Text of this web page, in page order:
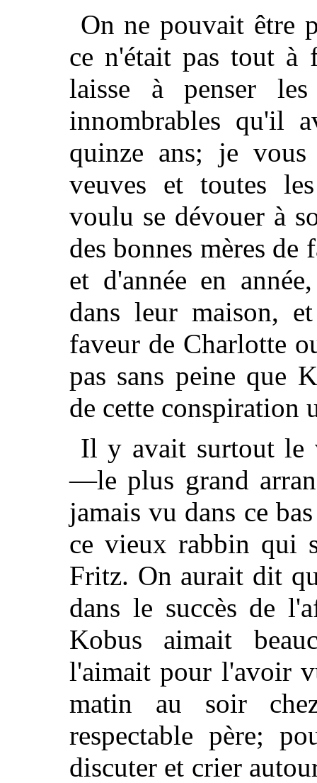
On ne pouvait être
ce n'était pas tout à
laisse à penser
innombrables qu'il
quinze ans; je
veuves et toutes
voulu se dévouer à
des bonnes mères
et d'année en
dans leur maison,
faveur de Charlotte
pas sans peine que
de cette conspiration
Il y avait surtout le
—le plus grand
jamais vu dans ce
ce vieux rabbin qui
Fritz. On aurait dit
dans le succès de
Kobus aimait
l'aimait pour l'avoir
matin au soir
respectable père;
discuter et crier